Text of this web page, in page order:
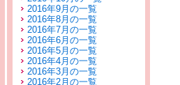
2016年9月の一覧
2016年8月の一覧
2016年7月の一覧
2016年6月の一覧
2016年5月の一覧
2016年4月の一覧
2016年3月の一覧
2016年2月の一覧